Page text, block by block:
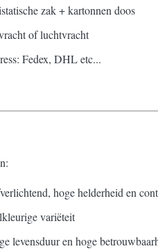
zak + kartonnen doos
of luchtvracht
Fedex, DHL etc...
hoge helderheid en
variëteit
levensduur en hoge